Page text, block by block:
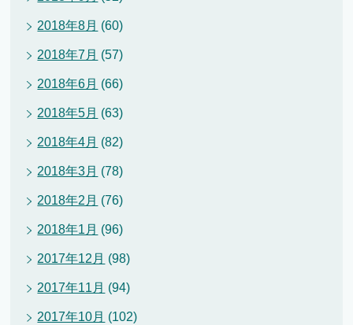
2018年8月 (60)
2018年7月 (57)
2018年6月 (66)
2018年5月 (63)
2018年4月 (82)
2018年3月 (78)
2018年2月 (76)
2018年1月 (96)
2017年12月 (98)
2017年11月 (94)
2017年10月 (102)